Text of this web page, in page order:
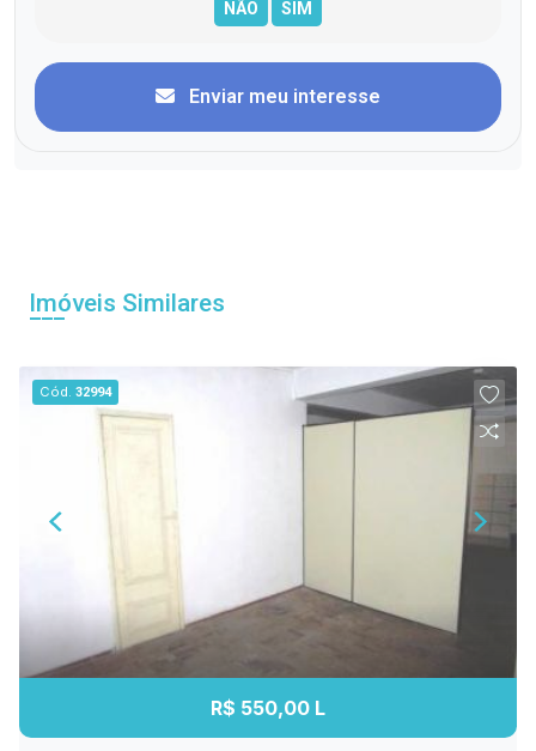
Enviar meu interesse
Imóveis Similares
Cód.32994
R$ 550,00 L